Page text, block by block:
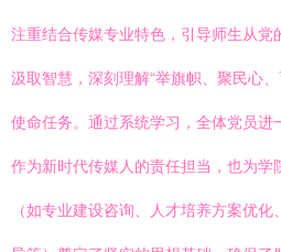
注重结合传媒专业特色，引导师生从党
汲取智慧，深刻理解“举旗帜、聚民心
使命任务。通过系统学习，全体党员进
作为新时代传媒人的责任担当，也为学
（如专业建设咨询、人才培养方案优